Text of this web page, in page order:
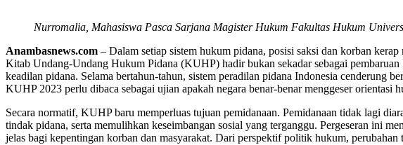
Nurromalia, Mahasiswa Pasca Sarjana Magister Hukum Fakultas Hukum
Anambasnews.com – Dalam setiap sistem hukum pidana, posisi saksi dan korban
Kitab Undang-Undang Hukum Pidana (KUHP) hadir bukan sekadar sebagai
keadilan pidana. Selama bertahun-tahun, sistem peradilan pidana Indonesia cenderung
KUHP 2023 perlu dibaca sebagai ujian apakah negara benar-benar menggeser
Secara normatif, KUHP baru memperluas tujuan pemidanaan. Pemidanaan tidak lagi
tindak pidana, serta memulihkan keseimbangan sosial yang terganggu. Pergeseran ini
jelas bagi kepentingan korban dan masyarakat. Dari perspektif politik hukum,